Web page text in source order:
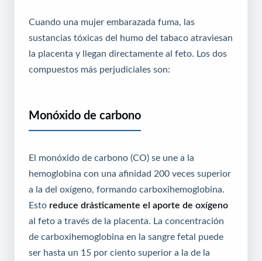
Cuando una mujer embarazada fuma, las
sustancias tóxicas del humo del tabaco atraviesan
la placenta y llegan directamente al feto. Los dos
compuestos más perjudiciales son:
Monóxido de carbono
El monóxido de carbono (CO) se une a la
hemoglobina con una afinidad 200 veces superior
a la del oxígeno, formando carboxihemoglobina.
Esto reduce drásticamente el aporte de oxígeno
al feto a través de la placenta. La concentración
de carboxihemoglobina en la sangre fetal puede
ser hasta un 15 por ciento superior a la de la